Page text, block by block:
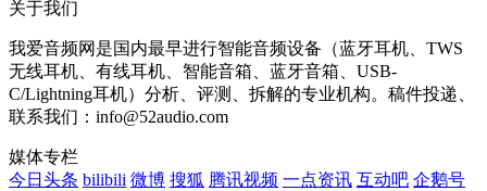
关于我们
我爱音频网是国内最早进行智能音频设备（蓝牙耳机、TWS
无线耳机、有线耳机、智能音箱、蓝牙音箱、USB-
C/Lightning耳机）分析、评测、拆解的专业机构。稿件投递、
联系我们：info@52audio.com
媒体专栏
今日头条 bilibili 微博 搜狐 腾讯视频 一点资讯 互动吧 企鹅号